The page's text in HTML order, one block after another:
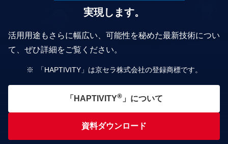
実現します。
活⽤⽤途もさらに幅広い、可能性を秘めた最新技術につい
て、ぜひ詳細をご覧ください。
「HAPTIVITY」は京セラ株式会社の登録商標です。
「HAPTIVITY®」について
資料ダウンロード